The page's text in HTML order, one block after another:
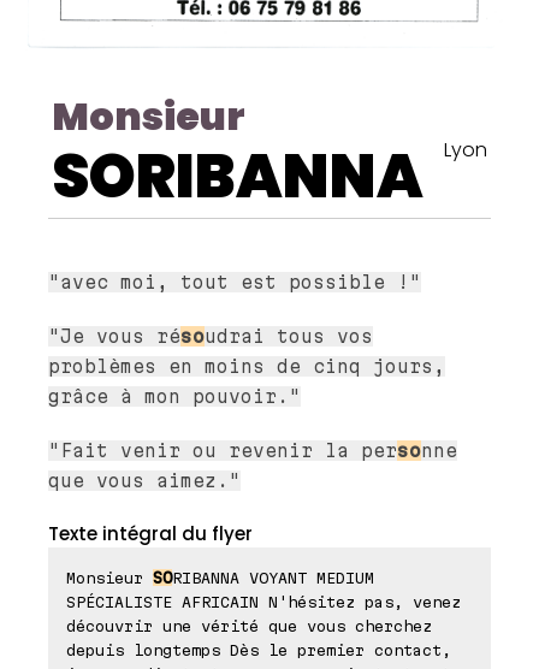
Monsieur
SORIBANNA Lyon
"avec moi, tout est possible !"
"Je vous résoudrai tous vos
problèmes en moins de cinq jours,
grâce à mon pouvoir."
"Fait venir ou revenir la personne
que vous aimez."
Texte intégral du flyer
Monsieur SORIBANNA VOYANT MEDIUM
SPÉCIALISTE AFRICAIN N'hésitez pas, venez
découvrir une vérité que vous cherchez
depuis longtemps Dès le premier contact,